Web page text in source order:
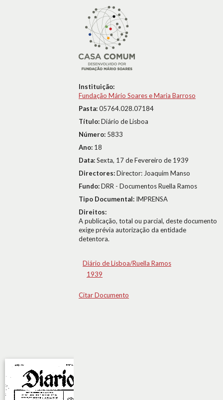
Instituição:
Fundação Mário Soares e Maria Barroso
Pasta:05764.028.07184
Título:Diário de Lisboa
Número: 5833
Ano: 18
Data:Sexta, 17 de Fevereiro de 1939
Directores:Director: Joaquim Manso
Fundo:DRR - Documentos Ruella Ramos
Tipo Documental: IMPRENSA
Direitos:
A publicação, total ou parcial, deste documento
exige prévia autorização da entidade
detentora.
Diário de Lisboa/Ruella Ramos
1939
Citar Documento